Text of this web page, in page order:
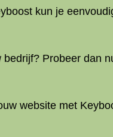
kun je
Probeer dan
website met